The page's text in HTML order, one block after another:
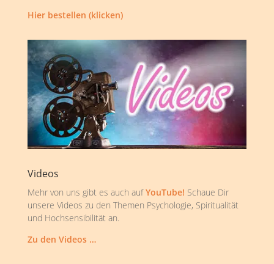
Hier bestellen (klicken)
Videos
Mehr von uns gibt es auch aufYouTube! Schaue Dir
unsere Videos zu den Themen Psychologie, Spiritualität
und Hochsensibilität an.
Zu den Videos …